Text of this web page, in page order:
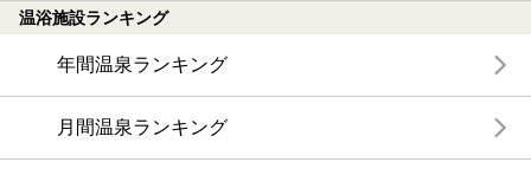
温浴施設ランキング
年間温泉ランキング
月間温泉ランキング